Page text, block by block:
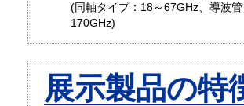
(同軸タイプ：18～67GHz、導波管
170GHz)
展示製品の特